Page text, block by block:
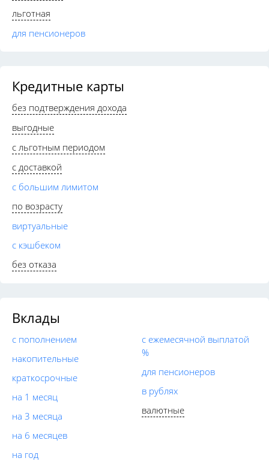
Кредитные карты
без подтверждения дохода
выгодные
с льготным периодом
с доставкой
с большим лимитом
по возрасту
виртуальные
с кэшбеком
без отказа
льготная
для пенсионеров
Вклады
с пополнением
накопительные
краткосрочные
на 1 месяц
на 3 месяца
на 6 месяцев
на год
с ежемесячной выплатой
%
для пенсионеров
в рублях
валютные